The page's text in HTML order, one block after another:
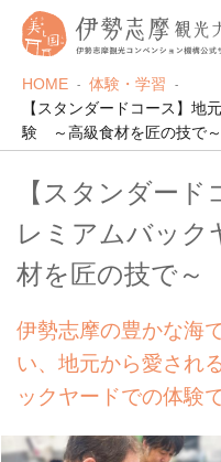
HOME
体験・学習
【スタンダードコース】地
験 ～高級食材を匠の技で～
【スタンダー
レミアムバッ
材を匠の技で～
伊勢志摩の豊かな海
い、地元から愛され
ックヤードでの体験で